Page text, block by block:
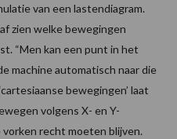
van een lastendiagram.
zien welke bewegingen
“Men kan een punt in het
machine automatisch naar die
bewegingen’ laat
volgens X- en Y-
recht moeten blijven.